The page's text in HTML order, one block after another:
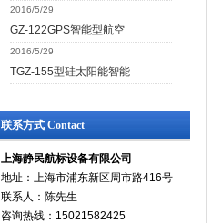
2016/5/29
GZ-122GPS智能型航空
2016/5/29
TGZ-155型硅太阳能智能
联系方式 Contact
上海静民航标设备有限公司
地址：上海市浦东新区周市路416号
联系人：陈先生
咨询热线：15021582425